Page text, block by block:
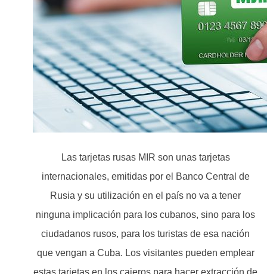
Las tarjetas rusas MIR son unas tarjetas
internacionales, emitidas por el Banco Central de
Rusia y su utilización en el país no va a tener
ninguna implicación para los cubanos, sino para los
ciudadanos rusos, para los turistas de esa nación
que vengan a Cuba. Los visitantes pueden emplear
estas tarjetas en los cajeros para hacer extracción de